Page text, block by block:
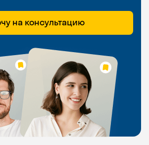
на консультацию